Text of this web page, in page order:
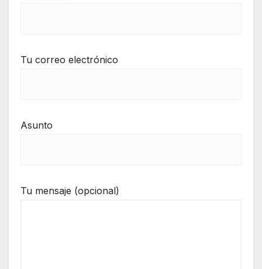
Tu correo electrónico
Asunto
Tu mensaje (opcional)